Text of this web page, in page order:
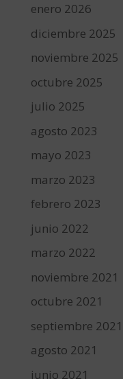
enero 2026
diciembre 2025
noviembre 2025
octubre 2025
julio 2025
agosto 2023
mayo 2023
marzo 2023
febrero 2023
junio 2022
marzo 2022
noviembre 2021
octubre 2021
septiembre 2021
agosto 2021
junio 2021